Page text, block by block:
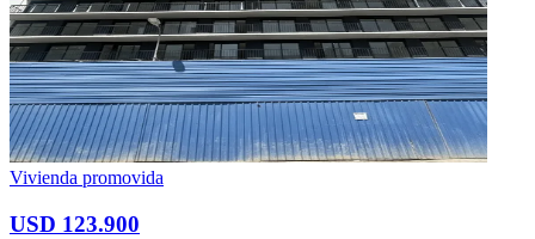
Vivienda promovida
USD 123.900